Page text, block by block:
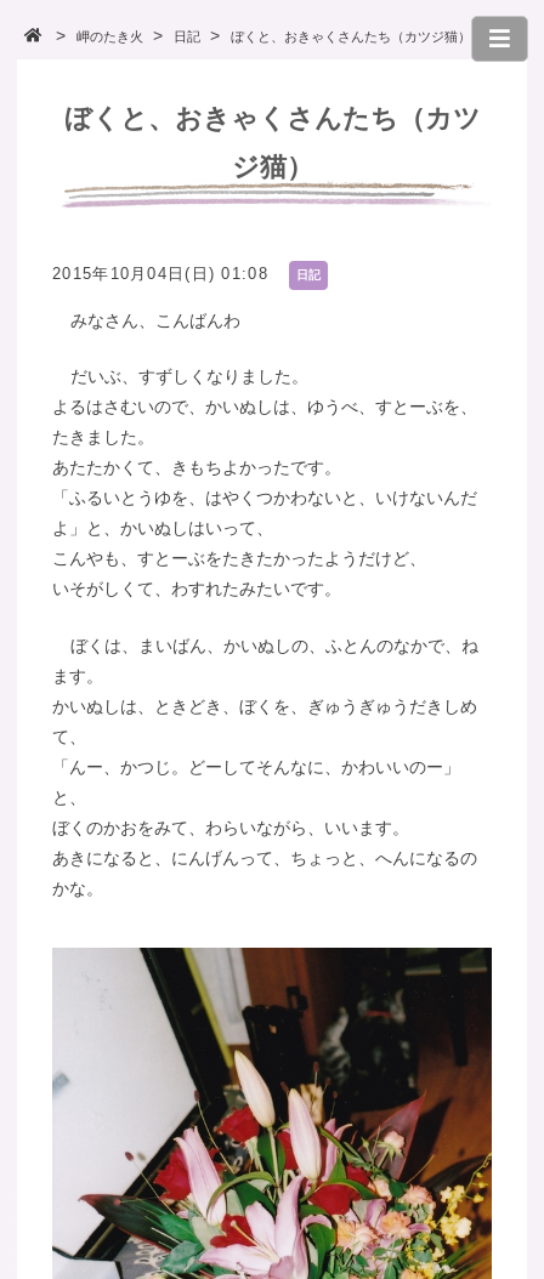
岬のたき火 日記 ぼくと、おきゃくさんたち（カツジ猫）
ぼくと、おきゃくさんたち（カツ
ジ猫）
2015年10月04日(日) 01:08 日記
みなさん、こんばんわ
だいぶ、すずしくなりました。
よるはさむいので、かいぬしは、ゆうべ、すとーぶを、
たきました。
あたたかくて、きもちよかったです。
「ふるいとうゆを、はやくつかわないと、いけないんだ
よ」と、かいぬしはいって、
こんやも、すとーぶをたきたかったようだけど、
いそがしくて、わすれたみたいです。
ぼくは、まいばん、かいぬしの、ふとんのなかで、ね
ます。
かいぬしは、ときどき、ぼくを、ぎゅうぎゅうだきしめ
て、
「んー、かつじ。どーしてそんなに、かわいいのー」
と、
ぼくのかおをみて、わらいながら、いいます。
あきになると、にんげんって、ちょっと、へんになるの
かな。